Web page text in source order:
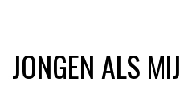
JONGEN ALS MIJ